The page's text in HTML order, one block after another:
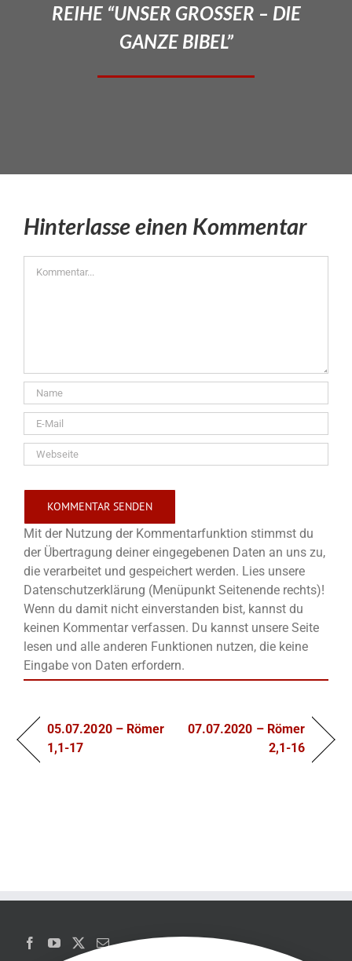
REIHE “UNSER GROSSER – DIE
GANZE BIBEL”
Hinterlasse einen Kommentar
Mit der Nutzung der Kommentarfunktion stimmst du
der Übertragung deiner eingegebenen Daten an uns zu,
die verarbeitet und gespeichert werden. Lies unsere
Datenschutzerklärung (Menüpunkt Seitenende rechts)!
Wenn du damit nicht einverstanden bist, kannst du
keinen Kommentar verfassen. Du kannst unsere Seite
lesen und alle anderen Funktionen nutzen, die keine
Eingabe von Daten erfordern.
05.07.2020 – Römer
1,1-17
07.07.2020 – Römer
2,1-16